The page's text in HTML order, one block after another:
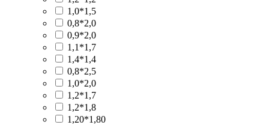
1,0*1,5
0,8*2,0
0,9*2,0
1,1*1,7
1,4*1,4
0,8*2,5
1,0*2,0
1,2*1,7
1,2*1,8
1,20*1,80